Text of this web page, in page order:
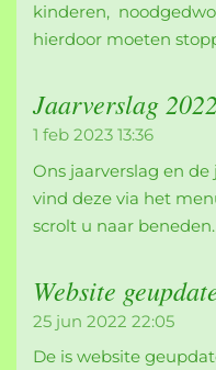
kinderen,
hierdoor moeten
Jaarverslag
1 feb 2023 13:36
Ons jaarverslag en
vind deze via het
scrolt u naar beneden.
Website
25 jun 2022 22:05
De is website